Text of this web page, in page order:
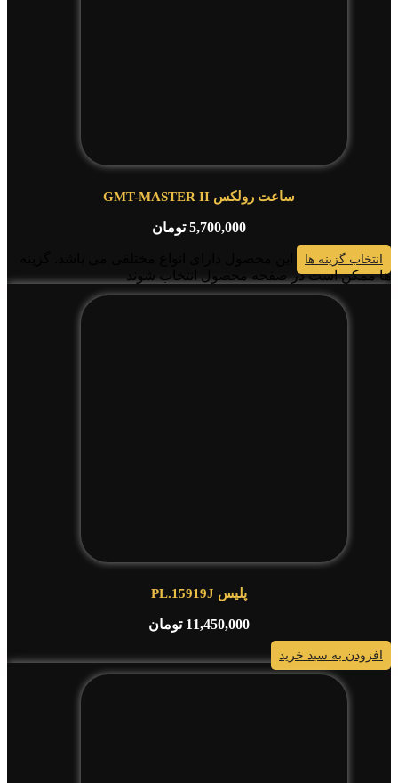
ساعت رولکس GMT-MASTER II
5,700,000 تومان
انتخاب گزینه ها
ها ممکن است در صفحه محصول انتخاب شوند
پلیس PL.15919J
11,450,000 تومان
افزودن به سبد خرید